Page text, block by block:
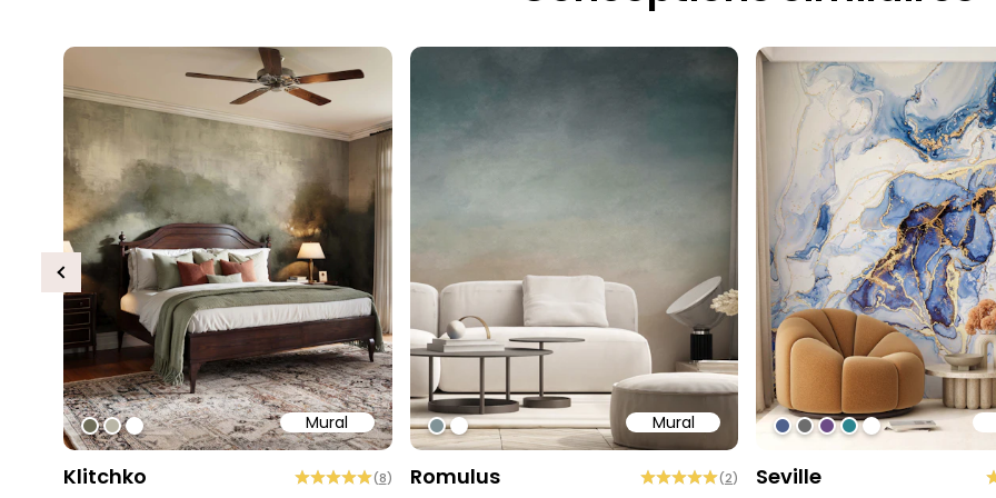
Mural
#6e6d58
#b9b6a6
#ffffff
Klitchko (8)
Mural
#809397
#ffffff
Romulus (2)
#4f618d
#6d6d6d
#6c4b86
#2b858f
#ffffff
Seville
Previous